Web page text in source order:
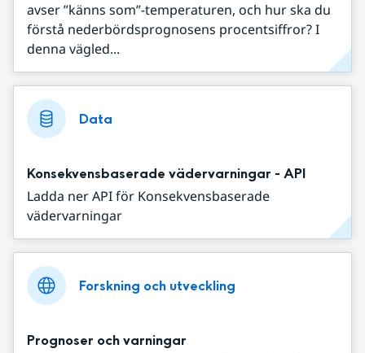
avser ”känns som”-temperaturen, och hur ska du
förstå nederbördsprognosens procentsiffror? I
denna vägled...
Data
Konsekvensbaserade vädervarningar - API
Ladda ner API för Konsekvensbaserade
vädervarningar
Forskning och utveckling
Prognoser och varningar